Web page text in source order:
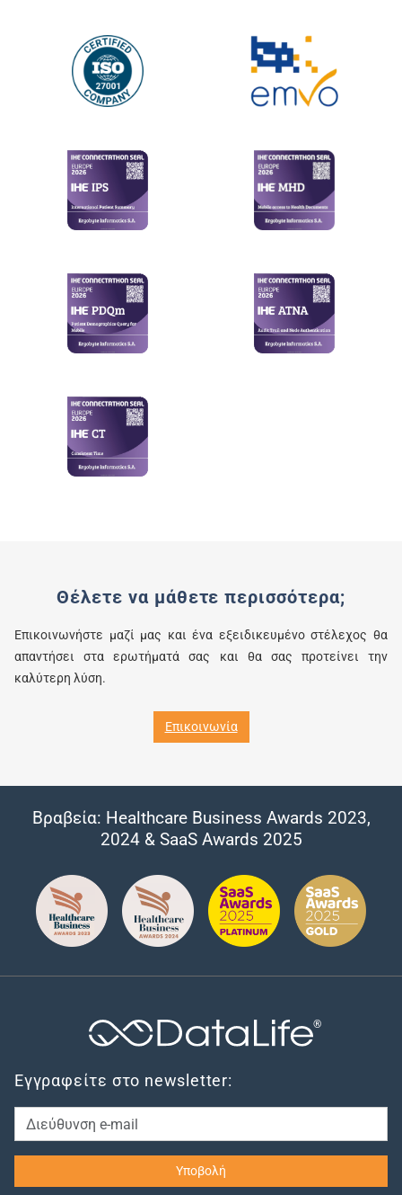
Θέλετε να μάθετε περισσότερα;
Επικοινωνήστε μαζί μας και ένα εξειδικευμένο στέλεχος θα
απαντήσει στα ερωτήματά σας και θα σας προτείνει την
καλύτερη λύση.
Επικοινωνία
Βραβεία: Healthcare Business Awards 2023,
2024 & SaaS Awards 2025
®
Εγγραφείτε στο newsletter: